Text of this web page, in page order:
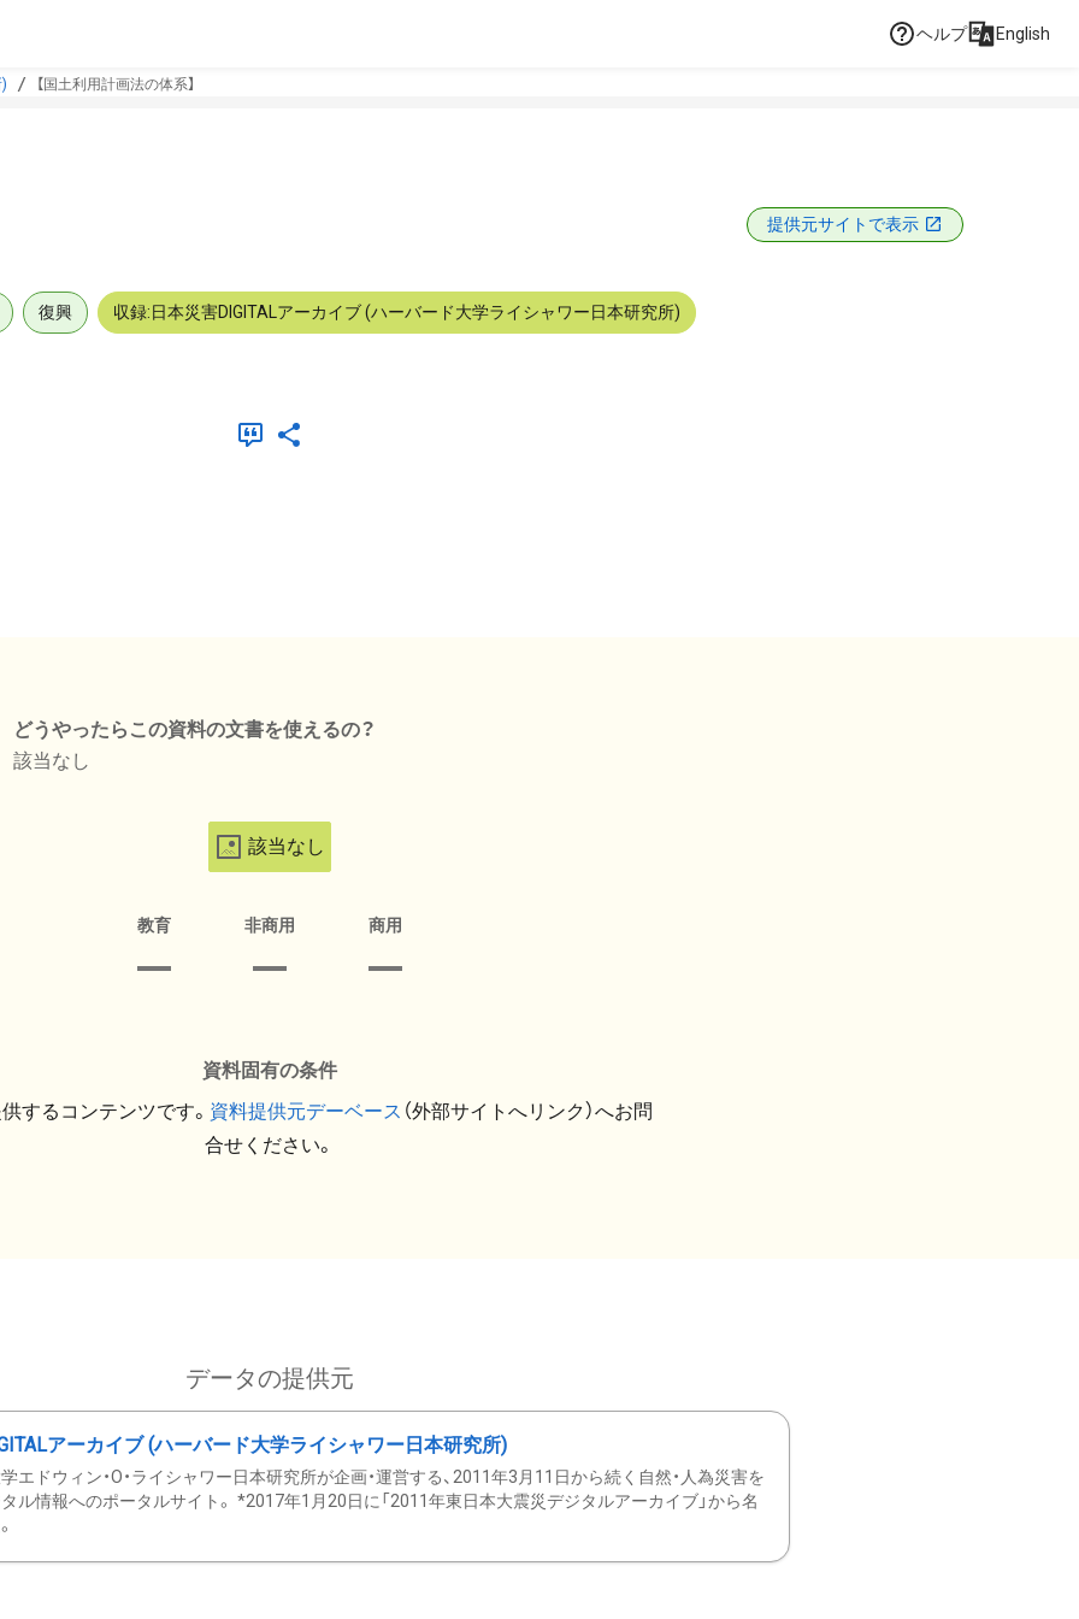
ヘルプ English
【国土利用計画法の体系】
提供元サイトで表示
復興 収録:日本災害DIGITALアーカイブ (ハーバード大学ライシャワー日本研究所)
どうやったらこの資料の文書を使えるの？
該当なし
該当なし
教育 非商用 商用
資料固有の条件
するコンテンツです。 資料提供元デーベース （外部サイトへリンク）へお問
合せください。
データの提供元
アーカイブ (ハーバード大学ライシャワー日本研究所)
エドウィン・O・ライシャワー日本研究所が企画・運営する、2011年3月11日から続く自然・人為災害を
ル情報へのポータルサイト。 *2017年1月20日に「2011年東日本大震災デジタルアーカイブ」から名